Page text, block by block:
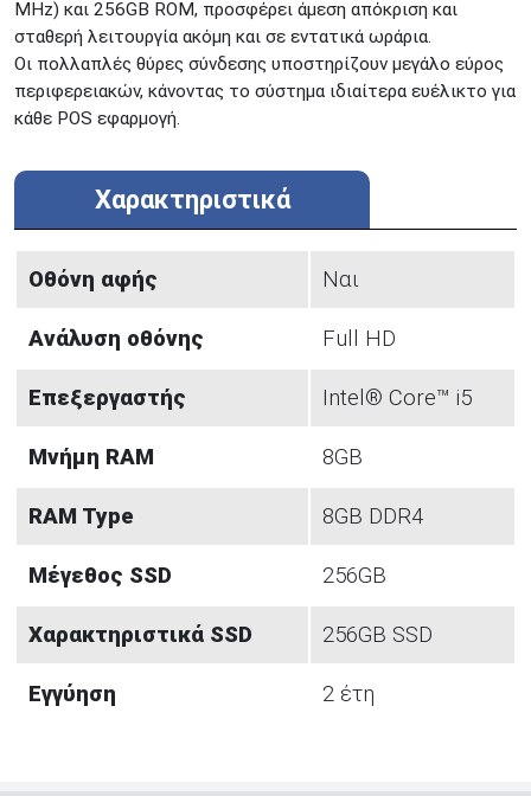
MHz) και 256GB ROM, προσφέρει άμεση απόκριση και
σταθερή λειτουργία ακόμη και σε εντατικά ωράρια.
Οι πολλαπλές θύρες σύνδεσης υποστηρίζουν μεγάλο εύρος
περιφερειακών, κάνοντας το σύστημα ιδιαίτερα ευέλικτο για
κάθε POS εφαρμογή.
Χαρακτηριστικά
Οθόνη αφής Ναι
Ανάλυση οθόνης Full HD
Επεξεργαστής Intel® Core™ i5
Μνήμη RAM 8GB
RAM Type 8GB DDR4
Μέγεθος SSD 256GB
Χαρακτηριστικά SSD 256GB SSD
Εγγύηση 2 έτη